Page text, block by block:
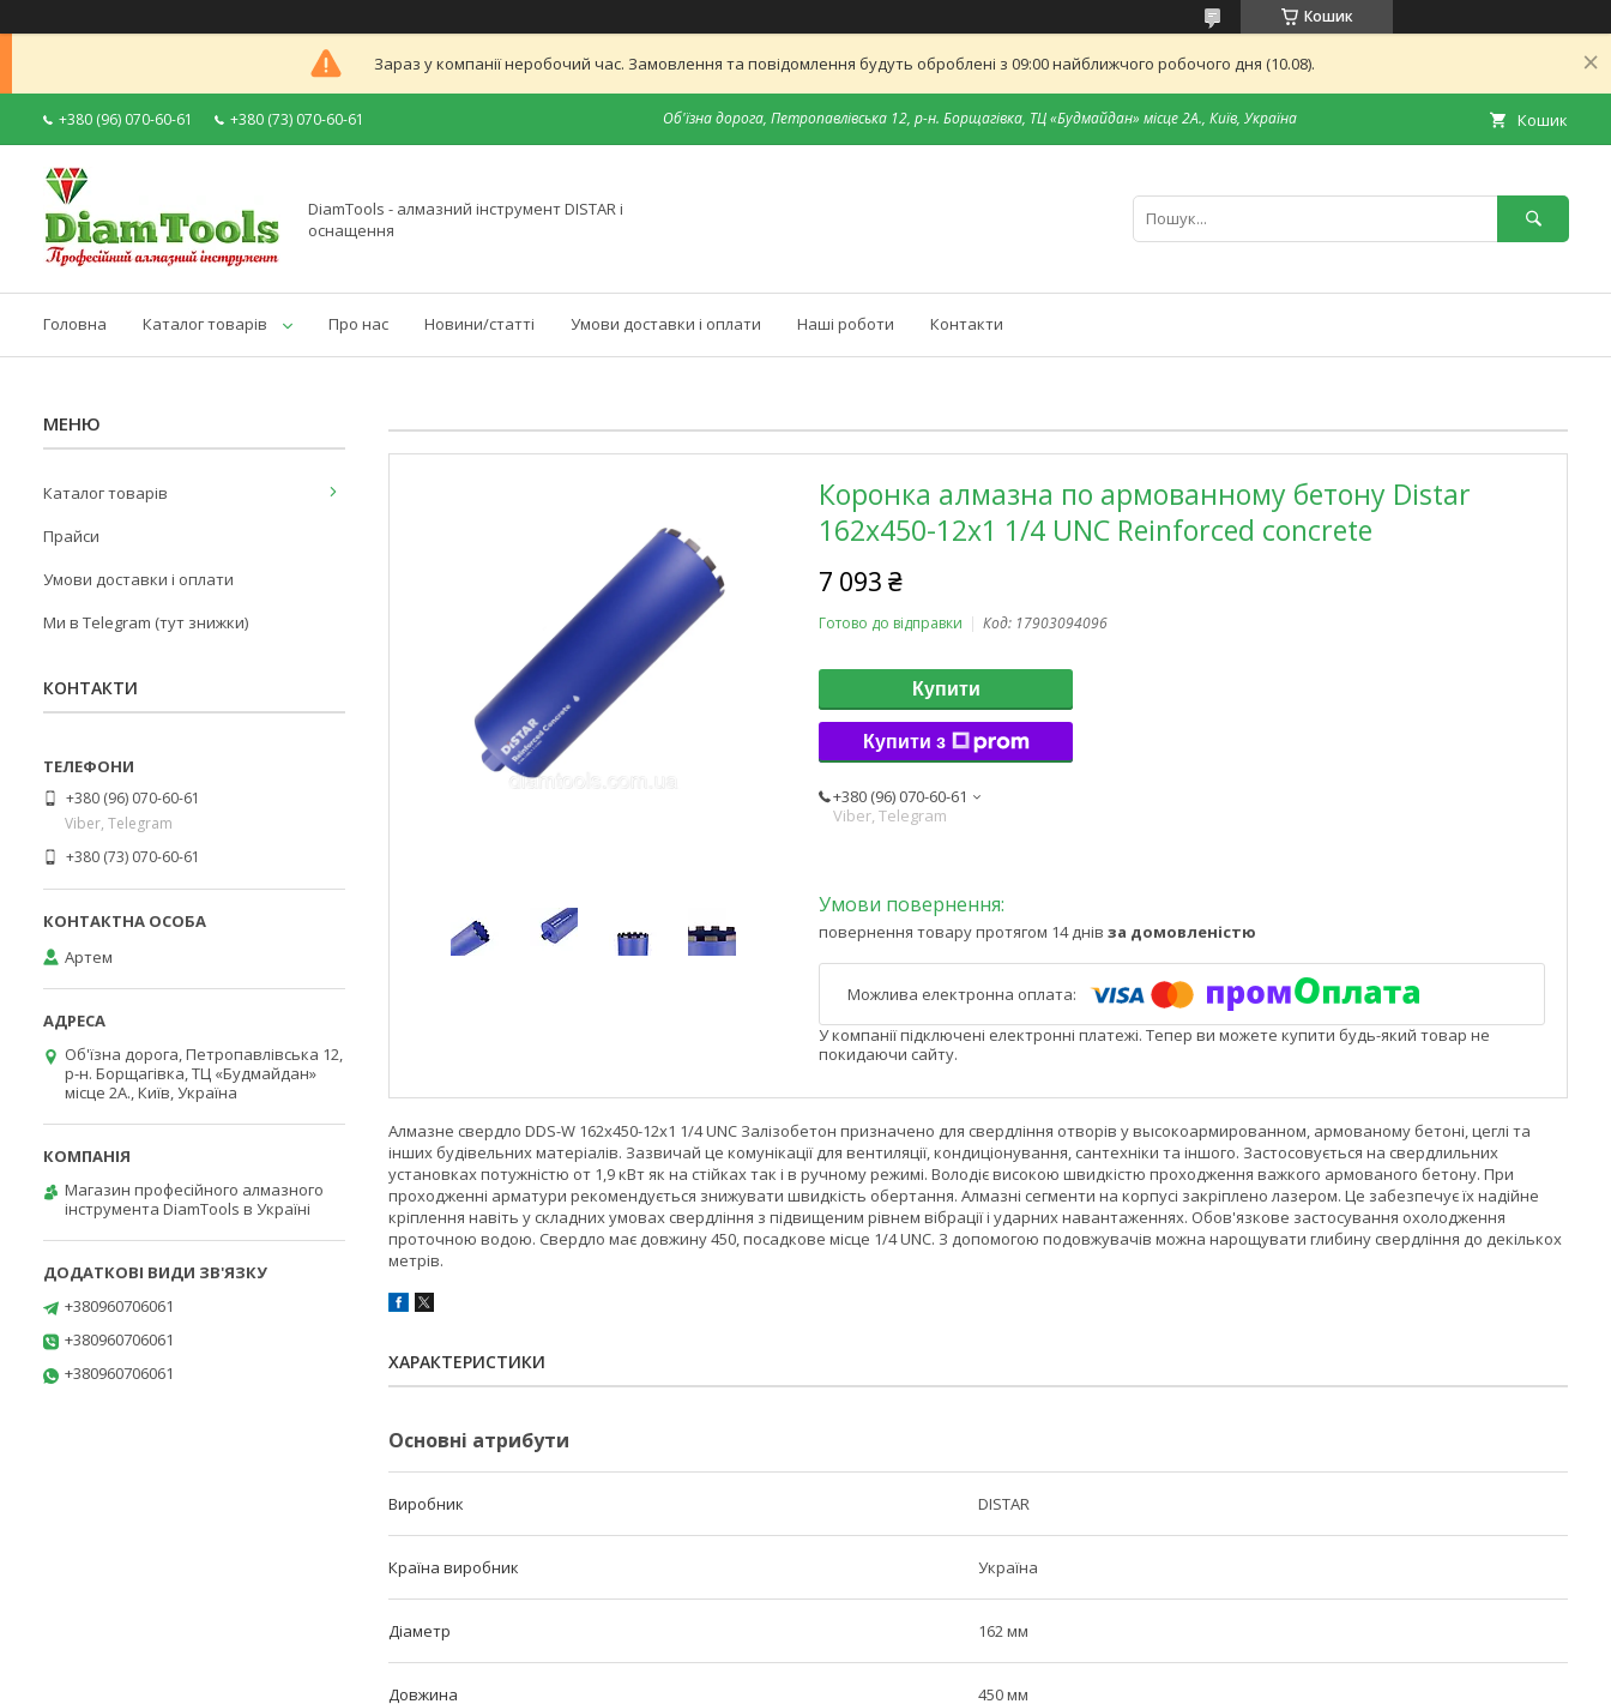
Кошик
Зараз у компанії неробочий час. Замовлення та повідомлення будуть оброблені з 09:00 найближчого робочого дня (10.08).
+380 (96) 070-60-61 +380 (73) 070-60-61 Об'їзна дорога, Петропавлівська 12, р-н. Борщагівка, ТЦ «Будмайдан» місце 2А., Київ, Україна Кошик
DiamTools - алмазний інструмент DISTAR і
оснащення
Головна Каталог товарів Про нас Новини/статті Умови доставки і оплати Наші роботи Контакти
Коронка алмазна по армованному бетону Distar
162x450-12x1 1/4 UNC Reinforced concrete
7 093 ₴
Готово до відправки Код: 17903094096
Купити
Купити з
+380 (96) 070-60-61
Viber, Telegram
повернення товару протягом 14 днів за домовленістю
У компанії підключені електронні платежі. Тепер ви можете купити будь-який товар не
покидаючи сайту.
Алмазне свердло DDS-W 162x450-12x1 1/4 UNC Залізобетон призначено для свердління отворів у высокоармированном, армованому бетоні, цеглі та
інших будівельних матеріалів. Зазвичай це комунікації для вентиляції, кондиціонування, сантехніки та іншого. Застосовується на свердлильних
установках потужністю от 1,9 кВт як на стійках так і в ручному режимі. Володіє високою швидкістю проходження важкого армованого бетону. При
проходженні арматури рекомендується знижувати швидкість обертання. Алмазні сегменти на корпусі закріплено лазером. Це забезпечує їх надійне
кріплення навіть у складних умовах свердління з підвищеним рівнем вібрації і ударних навантаженнях. Обов'язкове застосування охолодження
проточною водою. Свердло має довжину 450, посадкове місце 1/4 UNC. З допомогою подовжувачів можна нарощувати глибину свердління до декількох
метрів.
ХАРАКТЕРИСТИКИ
Основні атрибути
Виробник DISTAR
Країна виробник Україна
Діаметр 162 мм
Довжина 450 мм
Каталог товарів
Прайси
Умови доставки і оплати
Ми в Telegram (тут знижки)
КОНТАКТИ
+380 (96) 070-60-61
Viber, Telegram
+380 (73) 070-60-61
Артем
Об'їзна дорога, Петропавлівська 12,
р-н. Борщагівка, ТЦ «Будмайдан»
місце 2А., Київ, Україна
Магазин професійного алмазного
інструмента DiamTools в Україні
+380960706061
+380960706061
+380960706061